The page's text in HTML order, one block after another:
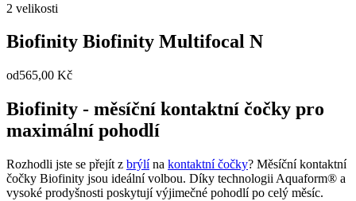
2 velikosti
Biofinity Biofinity Multifocal N
od565,00 Kč
Biofinity - měsíční kontaktní čočky pro
maximální pohodlí
Rozhodli jste se přejít z brýlína kontaktní čočky? Měsíční kontaktní
čočky Biofinity jsou ideální volbou. Díky technologii Aquaform® a
vysoké prodyšnosti poskytují výjimečné pohodlí po celý měsíc.